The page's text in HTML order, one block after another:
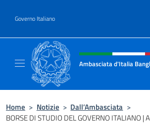
Governo Italiano
Intestazione sito,
Ambasciata d'Italia
Home > Notizie > Dall’Ambasciata >
BORSE DI STUDIO DEL GOVERNO ITALIANO